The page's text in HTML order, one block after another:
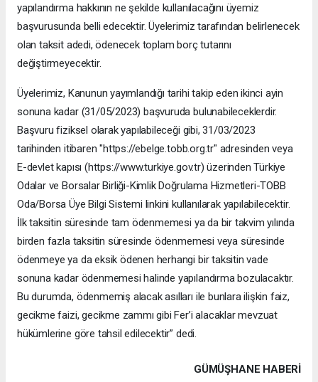
yapılandırma hakkının ne şekilde kullanılacağını üyemiz
başvurusunda belli edecektir. Üyelerimiz tarafından belirlenecek
olan taksit adedi, ödenecek toplam borç tutarını
değiştirmeyecektir.
Üyelerimiz, Kanunun yayımlandığı tarihi takip eden ikinci ayin
sonuna kadar (31/05/2023) başvuruda bulunabileceklerdir.
Başvuru fiziksel olarak yapılabileceği gibi, 31/03/2023
tarihinden itibaren "https://ebelge.tobb.org.tr" adresinden veya
E-devlet kapısı (https://www.turkiye.gov.tr) üzerinden Türkiye
Odalar ve Borsalar Birliği-Kimlik Doğrulama Hizmetleri-TOBB
Oda/Borsa Üye Bilgi Sistemi linkini kullanılarak yapılabilecektir.
İlk taksitin süresinde tam ödenmemesi ya da bir takvim yılında
birden fazla taksitin süresinde ödenmemesi veya süresinde
ödenmeye ya da eksik ödenen herhangi bir taksitin vade
sonuna kadar ödenmemesi halinde yapılandırma bozulacaktır.
Bu durumda, ödenmemiş alacak asılları ile bunlara ilişkin faiz,
gecikme faizi, gecikme zammı gibi Fer’i alacaklar mevzuat
hükümlerine göre tahsil edilecektir” dedi.
GÜMÜŞHANE HABERİ